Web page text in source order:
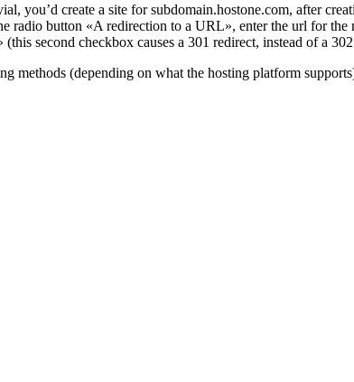
you’d create a site for subdomain.hostone.com, after
radio button «A redirection to a URL», enter the url for the
second checkbox causes a 301 redirect, instead of a
methods (depending on what the hosting platform